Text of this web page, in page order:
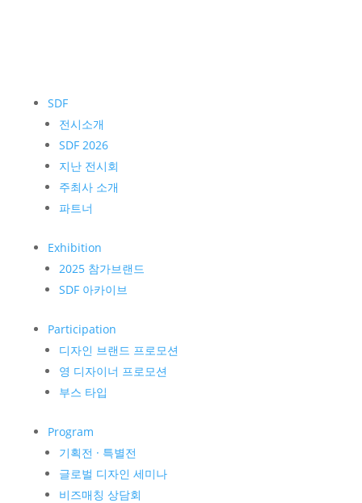
SDF
전시소개
SDF 2026
지난 전시회
주최사 소개
파트너
Exhibition
2025 참가브랜드
SDF 아카이브
Participation
디자인 브랜드 프로모션
영 디자이너 프로모션
부스 타입
Program
기획전 · 특별전
글로벌 디자인 세미나
비즈매칭 상담회